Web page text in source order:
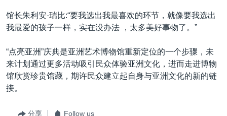
馆长朱利安·瑞比:“要我选出我最喜欢的环节，就像要我选出
我最爱的孩子一样，实在没办法 ，太多美好事物了。”
“点亮亚洲”庆典是亚洲艺术博物馆重新定位的一个步骤，未
来计划通过更多活动吸引民众体验亚洲文化，进而走进博物
馆欣赏珍贵馆藏，期许民众建立起自身与亚洲文化的新的链
接。
分享 Follow us